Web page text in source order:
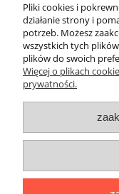
Pliki cookies i
działanie strony i
potrzeb. Możesz
wszystkich tych
plików do swoich
Więcej o plikach
prywatności.